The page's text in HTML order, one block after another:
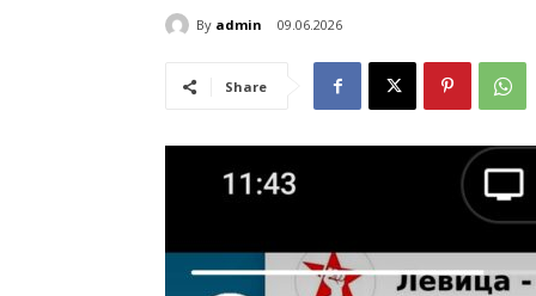
By admin 09.06.2026
Share